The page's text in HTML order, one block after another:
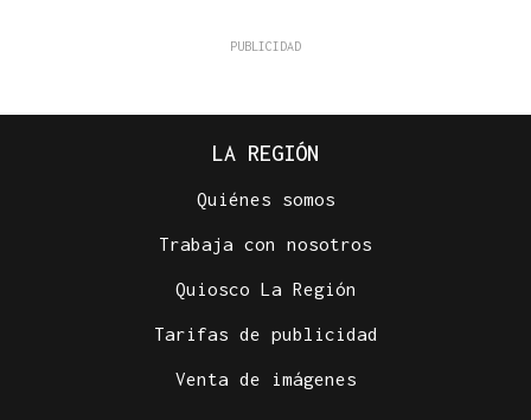
LA REGIÓN
Quiénes somos
Trabaja con nosotros
Quiosco La Región
Tarifas de publicidad
Venta de imágenes